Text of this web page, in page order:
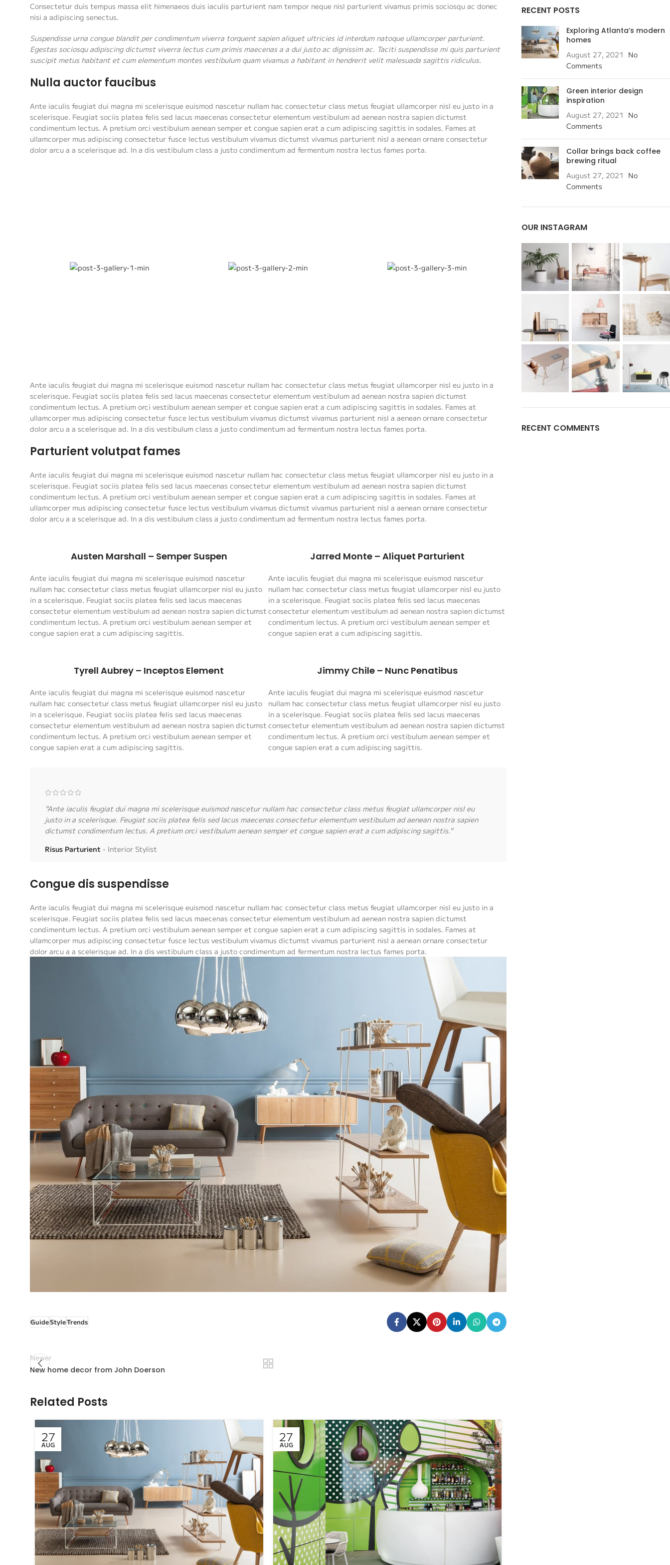
Consectetur duis tempus massa elit himenaeos duis iaculis parturient nam tempor neque nisl parturient vivamus primis sociosqu ac donec
nisi a adipiscing senectus.
Suspendisse urna congue blandit per condimentum viverra torquent sapien aliquet ultricies id interdum natoque ullamcorper parturient.
Egestas sociosqu adipiscing dictumst viverra lectus cum primis maecenas a a dui justo ac dignissim ac. Taciti suspendisse mi quis parturient
suscipit metus habitant et cum elementum montes vestibulum quam vivamus a habitant in hendrerit velit malesuada sagittis ridiculus.
Nulla auctor faucibus
Ante iaculis feugiat dui magna mi scelerisque euismod nascetur nullam hac consectetur class metus feugiat ullamcorper nisl eu justo in a
scelerisque. Feugiat sociis platea felis sed lacus maecenas consectetur elementum vestibulum ad aenean nostra sapien dictumst
condimentum lectus. A pretium orci vestibulum aenean semper et congue sapien erat a cum adipiscing sagittis in sodales. Fames at
ullamcorper mus adipiscing consectetur fusce lectus vestibulum vivamus dictumst vivamus parturient nisl a aenean ornare consectetur
dolor arcu a a scelerisque ad. In a dis vestibulum class a justo condimentum ad fermentum nostra lectus fames porta.
Ante iaculis feugiat dui magna mi scelerisque euismod nascetur nullam hac consectetur class metus feugiat ullamcorper nisl eu justo in a
scelerisque. Feugiat sociis platea felis sed lacus maecenas consectetur elementum vestibulum ad aenean nostra sapien dictumst
condimentum lectus. A pretium orci vestibulum aenean semper et congue sapien erat a cum adipiscing sagittis in sodales. Fames at
ullamcorper mus adipiscing consectetur fusce lectus vestibulum vivamus dictumst vivamus parturient nisl a aenean ornare consectetur
dolor arcu a a scelerisque ad. In a dis vestibulum class a justo condimentum ad fermentum nostra lectus fames porta.
Parturient volutpat fames
Ante iaculis feugiat dui magna mi scelerisque euismod nascetur nullam hac consectetur class metus feugiat ullamcorper nisl eu justo in a
scelerisque. Feugiat sociis platea felis sed lacus maecenas consectetur elementum vestibulum ad aenean nostra sapien dictumst
condimentum lectus. A pretium orci vestibulum aenean semper et congue sapien erat a cum adipiscing sagittis in sodales. Fames at
ullamcorper mus adipiscing consectetur fusce lectus vestibulum vivamus dictumst vivamus parturient nisl a aenean ornare consectetur
dolor arcu a a scelerisque ad. In a dis vestibulum class a justo condimentum ad fermentum nostra lectus fames porta.
Austen Marshall – Semper Suspen
Ante iaculis feugiat dui magna mi scelerisque euismod nascetur
nullam hac consectetur class metus feugiat ullamcorper nisl eu justo
in a scelerisque. Feugiat sociis platea felis sed lacus maecenas
consectetur elementum vestibulum ad aenean nostra sapien dictumst
condimentum lectus. A pretium orci vestibulum aenean semper et
congue sapien erat a cum adipiscing sagittis.
Jarred Monte – Aliquet Parturient
Ante iaculis feugiat dui magna mi scelerisque euismod nascetur
nullam hac consectetur class metus feugiat ullamcorper nisl eu justo
in a scelerisque. Feugiat sociis platea felis sed lacus maecenas
consectetur elementum vestibulum ad aenean nostra sapien dictumst
condimentum lectus. A pretium orci vestibulum aenean semper et
congue sapien erat a cum adipiscing sagittis.
Tyrell Aubrey – Inceptos Element
Ante iaculis feugiat dui magna mi scelerisque euismod nascetur
nullam hac consectetur class metus feugiat ullamcorper nisl eu justo
in a scelerisque. Feugiat sociis platea felis sed lacus maecenas
consectetur elementum vestibulum ad aenean nostra sapien dictumst
condimentum lectus. A pretium orci vestibulum aenean semper et
congue sapien erat a cum adipiscing sagittis.
Jimmy Chile – Nunc Penatibus
Ante iaculis feugiat dui magna mi scelerisque euismod nascetur
nullam hac consectetur class metus feugiat ullamcorper nisl eu justo
in a scelerisque. Feugiat sociis platea felis sed lacus maecenas
consectetur elementum vestibulum ad aenean nostra sapien dictumst
condimentum lectus. A pretium orci vestibulum aenean semper et
congue sapien erat a cum adipiscing sagittis.
"Ante iaculis feugiat dui magna mi scelerisque euismod nascetur nullam hac consectetur class metus feugiat ullamcorper nisl eu
justo in a scelerisque. Feugiat sociis platea felis sed lacus maecenas consectetur elementum vestibulum ad aenean nostra sapien
dictumst condimentum lectus. A pretium orci vestibulum aenean semper et congue sapien erat a cum adipiscing sagittis."
Risus Parturient
Interior Stylist
Congue dis suspendisse
Ante iaculis feugiat dui magna mi scelerisque euismod nascetur nullam hac consectetur class metus feugiat ullamcorper nisl eu justo in a
scelerisque. Feugiat sociis platea felis sed lacus maecenas consectetur elementum vestibulum ad aenean nostra sapien dictumst
condimentum lectus. A pretium orci vestibulum aenean semper et congue sapien erat a cum adipiscing sagittis in sodales. Fames at
ullamcorper mus adipiscing consectetur fusce lectus vestibulum vivamus dictumst vivamus parturient nisl a aenean ornare consectetur
dolor arcu a a scelerisque ad. In a dis vestibulum class a justo condimentum ad fermentum nostra lectus fames porta.
GuideStyleTrends
Newer
New home decor from John Doerson
Related Posts
27
AUG
27
AUG
RECENT POSTS
Exploring Atlanta’s modern
homes
August 27, 2021 No
Comments
Green interior design
inspiration
August 27, 2021 No
Comments
Collar brings back coffee
brewing ritual
August 27, 2021 No
Comments
OUR INSTAGRAM
RECENT COMMENTS